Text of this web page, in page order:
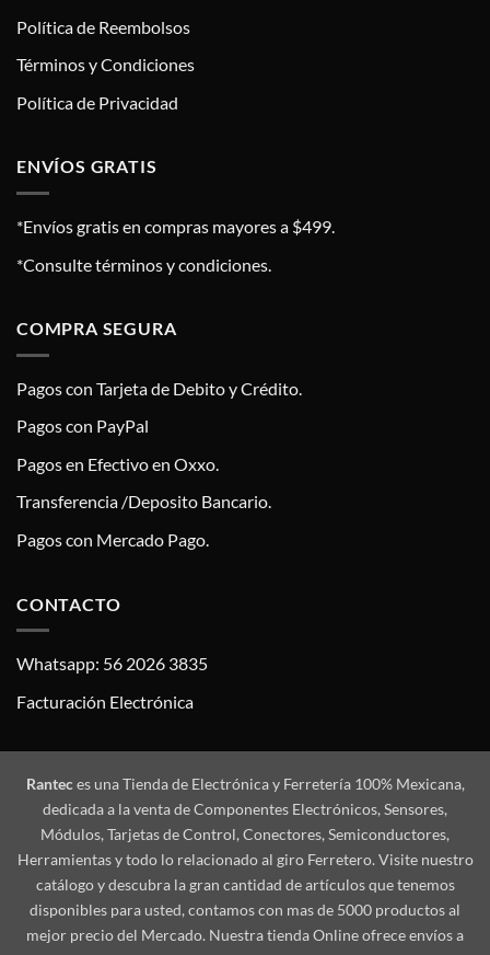
Política de Reembolsos
Términos y Condiciones
Política de Privacidad
ENVÍOS GRATIS
*Envíos gratis en compras mayores a $499.
*Consulte términos y condiciones.
COMPRA SEGURA
Pagos con Tarjeta de Debito y Crédito.
Pagos con PayPal
Pagos en Efectivo en Oxxo.
Transferencia /Deposito Bancario.
Pagos con Mercado Pago.
CONTACTO
Whatsapp: 56 2026 3835
Facturación Electrónica
Ranteces una Tienda de Electrónica y Ferretería 100% Mexicana,
dedicada a la venta de Componentes Electrónicos, Sensores,
Módulos, Tarjetas de Control, Conectores, Semiconductores,
Herramientas y todo lo relacionado al giro Ferretero. Visite nuestro
catálogo y descubra la gran cantidad de artículos que tenemos
disponibles para usted, contamos con mas de 5000 productos al
mejor precio del Mercado. Nuestra tienda Online ofrece envíos a